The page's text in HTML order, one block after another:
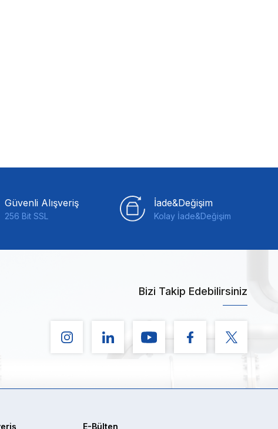
Güvenli Alışveriş
256 Bit SSL
İade&Değişim
Kolay İade&Değişim
Bizi Takip Edebilirsiniz
E-Bülten